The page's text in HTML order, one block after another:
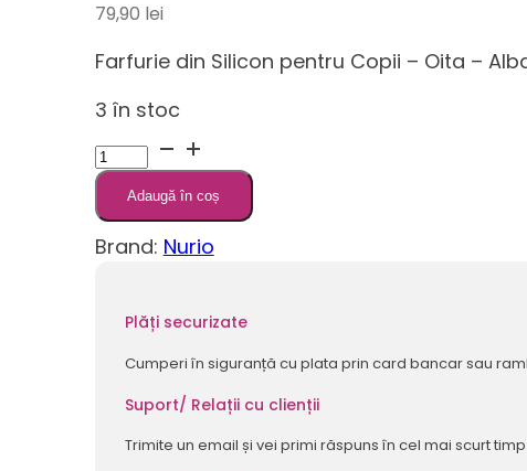
79,90 lei
Farfurie din Silicon pentru Copii – Oita –
3 în stoc
Cantitate
Farfurie
din
Silicon
pentru
Albastru
Adaugă în coș
Brand: Nurio
Plăți securizate
Cumperi în siguranță cu plata prin card bancar sau
Suport/ Relații cu clienții
Trimite un email și vei primi răspuns în cel mai scurt